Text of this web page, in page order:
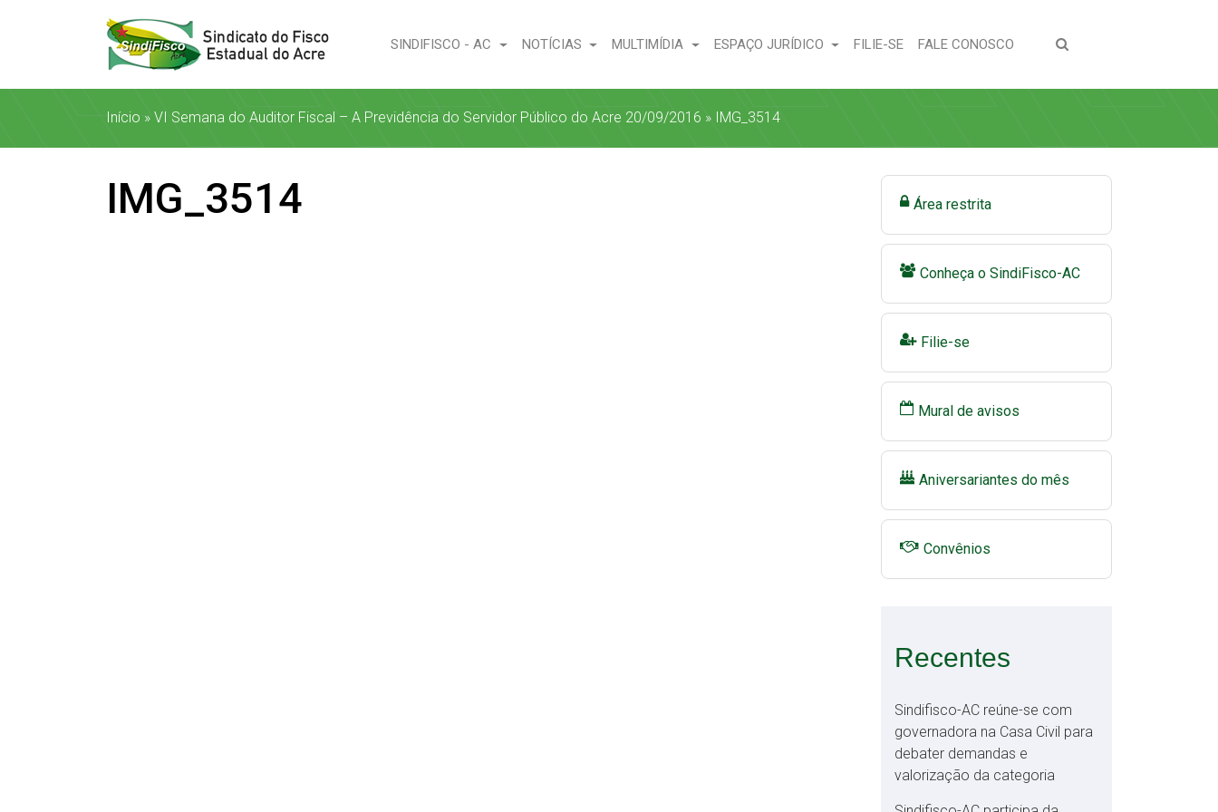
SINDIFISCO - AC NOTÍCIAS MULTIMÍDIA ESPAÇO JURÍDICO FILIE-SE(CURRENT)
FALE CONOSCO (CURRENT)
Início » VI Semana do Auditor Fiscal – A Previdência do Servidor Público do Acre 20/09/2016 » IMG_3514
IMG_3514 Área restrita
Conheça o SindiFisco-AC
Filie-se
Mural de avisos
Aniversariantes do mês
Convênios
Recentes
Sindifisco-AC reúne-se com
governadora na Casa Civil para
debater demandas e
valorização da categoria